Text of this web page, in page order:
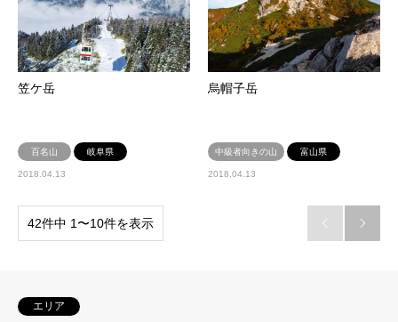
笠ケ岳
百名山 岐阜県
2018.04.13
烏帽子岳
中級者向きの山 富山県
2018.04.13
42件中 1〜10件を表示  
エリア